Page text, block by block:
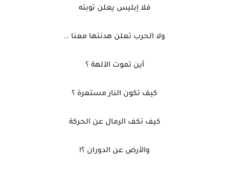
فلا إبليس يعلن توبته
ولا الحرب تعلن هدنتها معنا ..
أين تموت الآلهة ؟
كيف تكون النار مستعرة ؟
كيف تكف الرمال عن الحركة
والأرض عن الدوران ؟!